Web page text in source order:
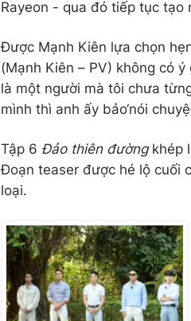
Rayeon - qua đó tiếp tục
Được Mạnh Kiên lựa chọn
(Mạnh Kiên – PV) không có
là một người mà tôi chưa
mình thì anh ấy bảo‘nói
Tập 6 Đảo thiên đườngkhép
Đoạn teaser được hé lộ cuối
loại.